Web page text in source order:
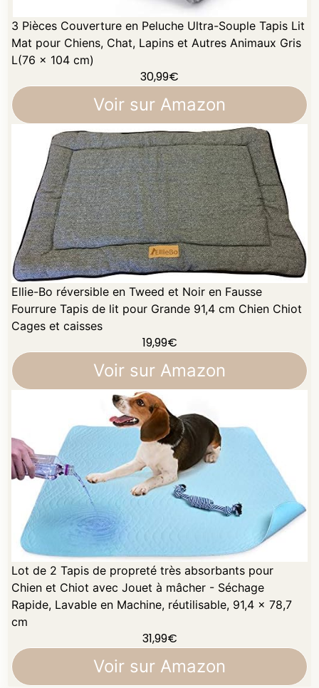
3 Pièces Couverture en Peluche Ultra-Souple Tapis Lit
Mat pour Chiens, Chat, Lapins et Autres Animaux Gris
L(76 x 104 cm)
30,99€
Voir sur Amazon
Ellie-Bo réversible en Tweed et Noir en Fausse
Fourrure Tapis de lit pour Grande 91,4 cm Chien Chiot
Cages et caisses
19,99€
Voir sur Amazon
Lot de 2 Tapis de propreté très absorbants pour
Chien et Chiot avec Jouet à mâcher - Séchage
Rapide, Lavable en Machine, réutilisable, 91,4 x 78,7
cm
31,99€
Voir sur Amazon